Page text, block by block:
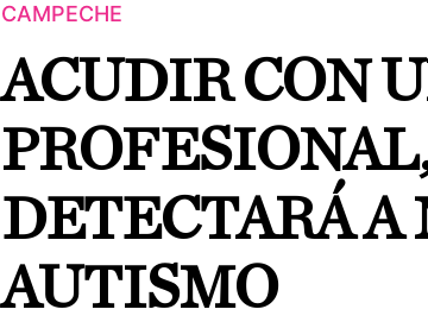
CAMPECHE
ACUDIR CON
DETECTARÁ A
AUTISMO